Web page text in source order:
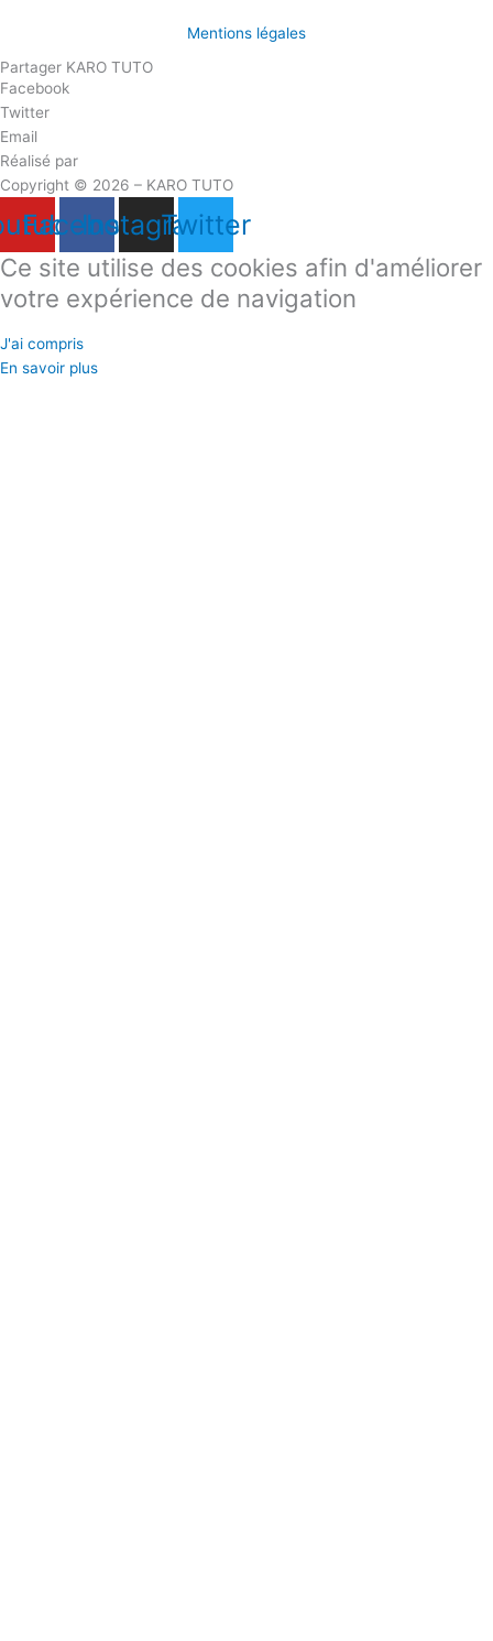
Mentions légales
Partager KARO TUTO
Facebook
Twitter
Email
Réalisé par
Copyright © 2026 – KARO TUTO
Facebook
Instagram
Twitter
Ce site utilise des cookies afin d'améliorer
votre expérience de navigation
J'ai compris
En savoir plus